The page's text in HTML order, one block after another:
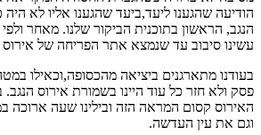
הודיעה שהגענו ליעד,ביעד שהגענו אליו לא
הנגב, הראשון בתוכנית הביקור שלנו. מאחר
עשינו סיבוב עד שנמצא אתר הפריחה של אירוס
בעודנו מתארגנים ביציאה מהכסופה,וכאילו
פסק ולא חזר כל עוד היינו בשמורת אירוס
האירוס קסום המראה הזה ובילינו שעה ארוכה
וגם את עין העדשה.